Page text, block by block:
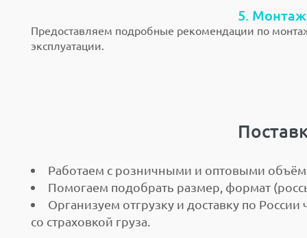
5.
Предоставляем подробные рекомендации по
эксплуатации.
Работаем с розничными и оптовыми
Помогаем подобрать размер, формат
Организуем отгрузку и доставку по
со страховкой груза.